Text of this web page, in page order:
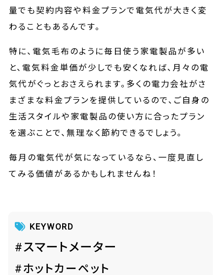
量でも契約内容や料金プランで電気代が大きく変
わることもあるんです。
特に、電気毛布のように毎日使う家電製品が多い
と、電気料金単価が少しでも安くなれば、月々の電
気代がぐっとおさえられます。多くの電力会社がさ
まざまな料金プランを提供しているので、ご自身の
生活スタイルや家電製品の使い方に合ったプラン
を選ぶことで、無理なく節約できるでしょう。
毎月の電気代が気になっているなら、一度見直し
てみる価値があるかもしれませんね！
KEYWORD
#スマートメーター
#ホットカーペット